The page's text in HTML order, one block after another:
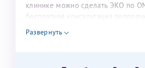
клинике можно сделать ЭКО по
бесплатная консультация
уважением, Наталья Баранова.
Развернуть